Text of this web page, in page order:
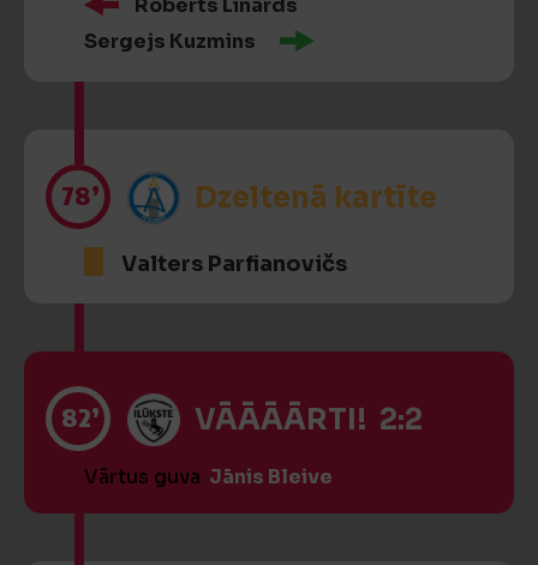
Roberts Linards
Sergejs Kuzmins
78’ Dzeltenā kartīte
Valters Parfianovičs
82’ VĀĀĀĀRTI! 2:2
Vārtus guva Jānis Bleive